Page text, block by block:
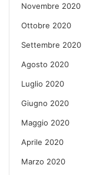
Novembre 2020
Ottobre 2020
Settembre 2020
Agosto 2020
Luglio 2020
Giugno 2020
Maggio 2020
Aprile 2020
Marzo 2020